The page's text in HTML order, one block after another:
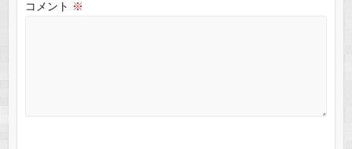
コメント ※